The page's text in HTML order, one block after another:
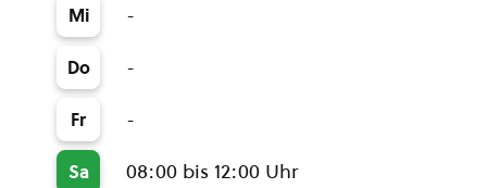
Mi -
Do -
Fr -
Sa 08:00 bis 12:00 Uhr